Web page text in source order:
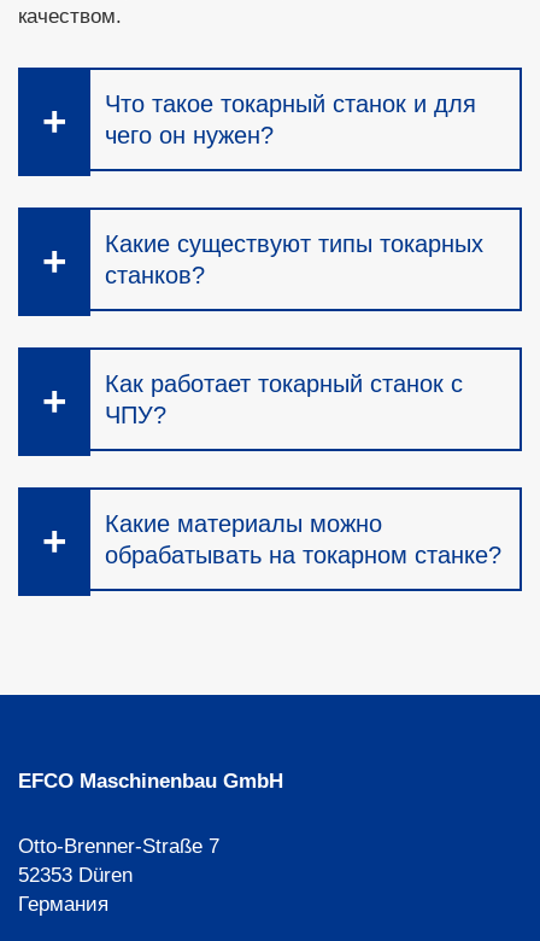
качеством.
Что такое токарный станок и для
чего он нужен?
Какие существуют типы токарных
станков?
Как работает токарный станок с
ЧПУ?
Какие материалы можно
обрабатывать на токарном станке?
EFCO Maschinenbau GmbH
Otto-Brenner-Straße 7
52353 Düren
Германия